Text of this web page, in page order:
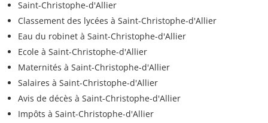
Saint-Christophe-d'Allier
Classement des lycées à Saint-Christophe-d'Allier
Eau du robinet à Saint-Christophe-d'Allier
Ecole à Saint-Christophe-d'Allier
Maternités à Saint-Christophe-d'Allier
Salaires à Saint-Christophe-d'Allier
Avis de décès à Saint-Christophe-d'Allier
Impôts à Saint-Christophe-d'Allier